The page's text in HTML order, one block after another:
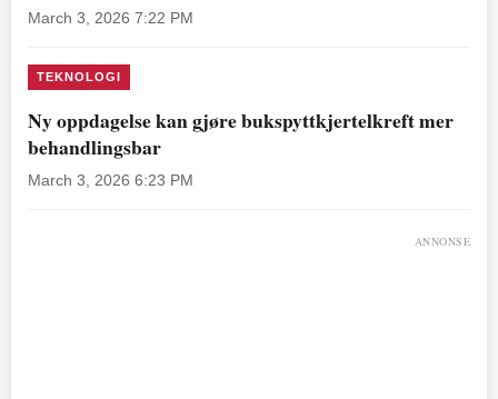
March 3, 2026 7:22 PM
TEKNOLOGI
Ny oppdagelse kan gjøre bukspyttkjertelkreft mer
behandlingsbar
March 3, 2026 6:23 PM
ANNONSE